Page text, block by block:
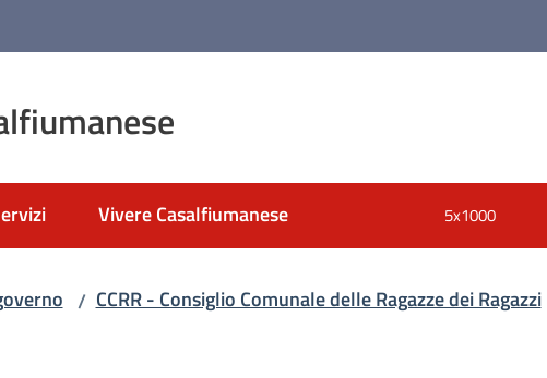
Vivere Casalfiumanese 5x1000
/ CCRR - Consiglio Comunale delle Ragazze dei Ragazzi